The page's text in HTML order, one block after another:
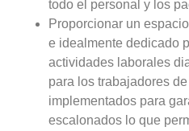
todo el personal y los
Proporcionar un
e idealmente dedicado
actividades laborales
para los trabajadores
implementados para
escalonados lo que